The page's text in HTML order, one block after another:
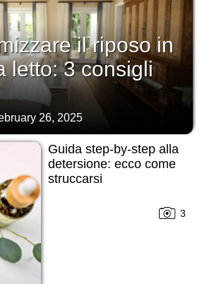
il riposo in
letto: 3 consigli
26, 2025
Guida step-by-step alla
detersione: ecco come
struccarsi
3